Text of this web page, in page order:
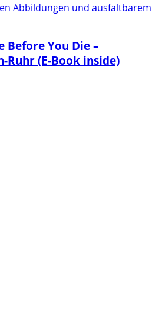
Abbildungen und ausfaltbarem
Before You Die –
Ruhr (E-Book inside)